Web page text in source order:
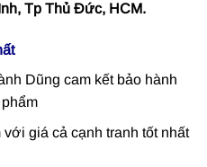
Tp Thủ Đức, HCM.
Dũng cam kết bảo hành
giá cả cạnh tranh tốt nhất